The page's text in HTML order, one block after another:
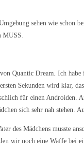
sehen wie schon
MUSS.
Quantic Dream. Ich
Sekunden wird klar,
für einen
sich sehr nah stehen.
des Mädchens musste
wir noch eine Waffe bei